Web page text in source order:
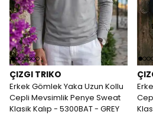
ÇIZGI TRIKO
Erkek Gömlek Yaka Uzun Kollu
Cepli Mevsimlik Penye Sweat
Klasik Kalıp - 5300BAT - GREY